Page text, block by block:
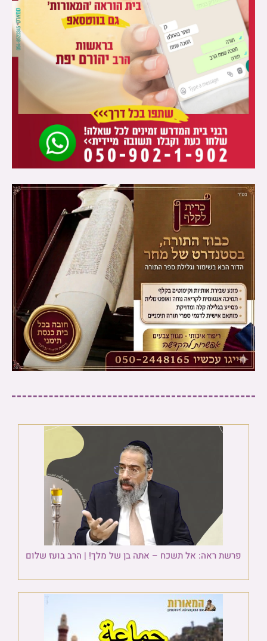
פרשת ראה: אל תשכח – אתה בן של מלך! | הרב בועז שלום